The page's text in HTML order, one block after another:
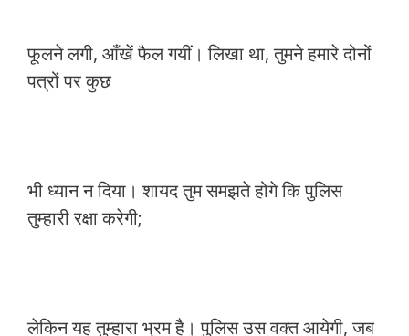
फूलने लगी, आँखें फैल गयीं। लिखा था, तुमने हमारे दोनों
पत्रों पर कुछ
भी ध्यान न दिया। शायद तुम समझते होगे कि पुलिस
तुम्हारी रक्षा करेगी;
लेकिन यह तुम्हारा भ्रम है। पुलिस उस वक्त आयेगी, जब